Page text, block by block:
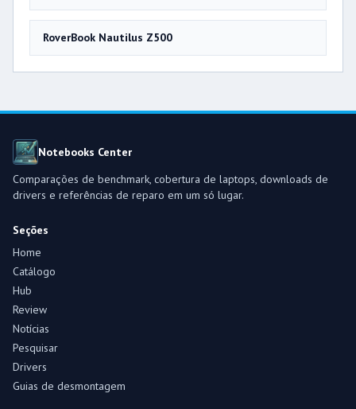
RoverBook Nautilus Z500
Notebooks Center
Comparações de benchmark, cobertura de laptops, downloads de
drivers e referências de reparo em um só lugar.
Seções
Home
Catálogo
Hub
Review
Notícias
Pesquisar
Drivers
Guias de desmontagem